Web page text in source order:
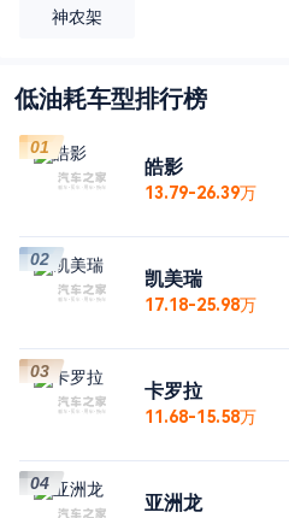
神农架
低油耗车型排行榜
皓影
13.79-26.39万
01
凯美瑞
17.18-25.98万
02
卡罗拉
11.68-15.58万
03
亚洲龙
04